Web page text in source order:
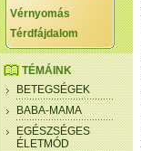
Vérnyomás
Térdfájdalom
TÉMÁINK
BETEGSÉGEK
BABA-MAMA
EGÉSZSÉGES
ÉLETMÓD